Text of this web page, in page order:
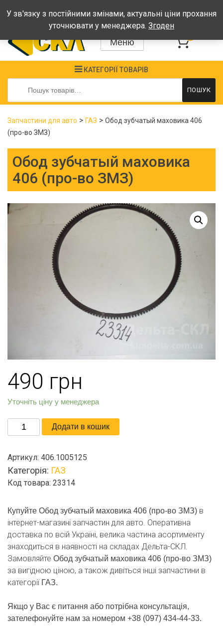
Графік: Пн-Пт: 08:00-17:00, Сб-Нд - вихідні
Меню
КАТЕГОРІЇ ТОВАРІВ
Шукати:
ПОШУК
Запчастини для авто > ГАЗ > Обод зубчатый маховика 406
(про-во ЗМЗ)
Обод зубчатый маховика
406 (про-во ЗМЗ)
490 грн
Уточніть ціну у менеджера
Обод
зубчатый
406
(про-
во
кількість
Додати в кошик
Артикул: 406.1005125
Категорія: ГАЗ
Код товара: 23314
Купуйте Обод зубчатый маховика 406 (про-во ЗМЗ) в
інтернет-магазині запчастин для авто. Оперативна
доставка по всій Україні, велика частина асортименту
знаходиться в наявності на складах Дельта-СКЛ.
Замовляйте Обод зубчатый маховика 406 (про-во ЗМЗ)
за вигідною ціною, а також дивіться інші запчастини в
категоріїГАЗ.
Якщо у Вас є питання або потрібна консультація,
зателефонуйте нам за номером +38 (097) 434-44-33.
У зв'язку з постійними змінами, актуальні ціни прохання
уточнювати у менеджера. Згоден